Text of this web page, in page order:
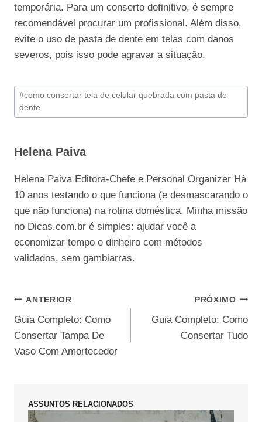
temporária. Para um conserto definitivo, é sempre
recomendável procurar um profissional. Além disso,
evite o uso de pasta de dente em telas com danos
severos, pois isso pode agravar a situação.
Tags
do
Post:
#como consertar tela de celular quebrada com pasta de
dente
Helena Paiva
Helena Paiva Editora-Chefe e Personal Organizer Há
10 anos testando o que funciona (e desmascarando o
que não funciona) na rotina doméstica. Minha missão
no Dicas.com.br é simples: ajudar você a
economizar tempo e dinheiro com métodos
validados, sem gambiarras.
Navegação
de
Post
ANTERIOR
Guia Completo: Como
Consertar Tampa De
Vaso Com Amortecedor
PRÓXIMO
Guia Completo: Como
Consertar Tudo
ASSUNTOS RELACIONADOS